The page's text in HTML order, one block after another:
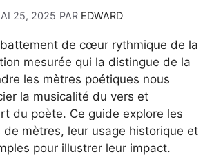
25, 2025 PAR EDWARD
de cœur rythmique de la
mesurée qui la distingue de la
les mètres poétiques nous
la musicalité du vers et
du poète. Ce guide explore les
mètres, leur usage historique et
pour illustrer leur impact.